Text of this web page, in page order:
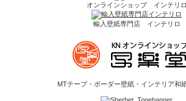
オンラインショップ インテリロ
輸入壁紙専門店 インテリロ
MTテープ・ボーダー壁紙・インテリア和